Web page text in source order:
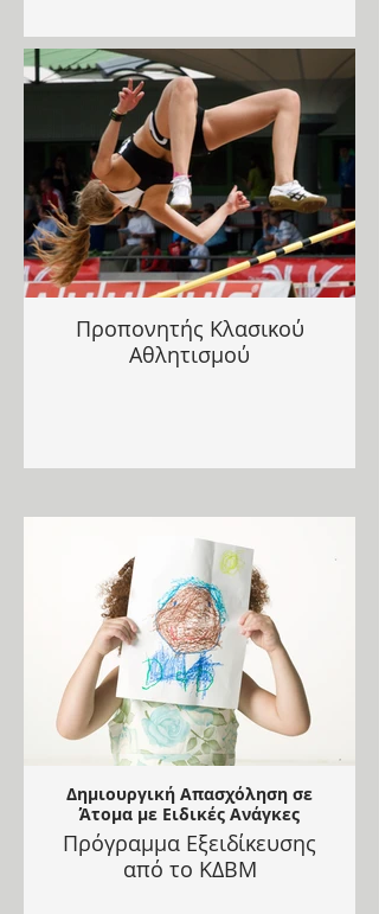
Προπονητής Κλασικού
Αθλητισμού
Δημιουργική Απασχόληση σε
Άτομα με Ειδικές Ανάγκες
Πρόγραμμα Εξειδίκευσης
από το ΚΔΒΜ